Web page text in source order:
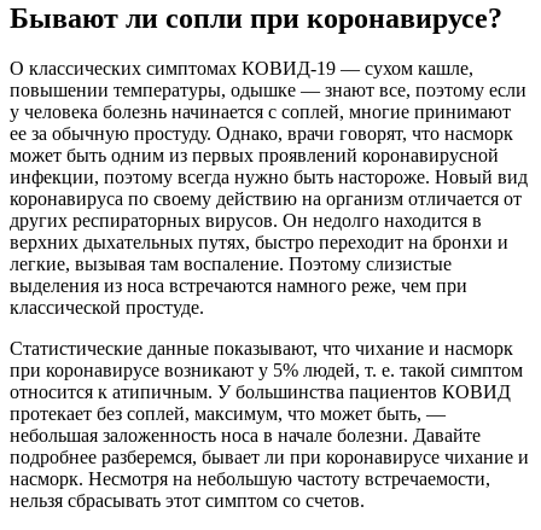
Бывают ли сопли при коронавирусе?
О классических симптомах КОВИД-19 — сухом кашле,
повышении температуры, одышке — знают все, поэтому если
у человека болезнь начинается с соплей, многие принимают
ее за обычную простуду. Однако, врачи говорят, что насморк
может быть одним из первых проявлений коронавирусной
инфекции, поэтому всегда нужно быть настороже. Новый вид
коронавируса по своему действию на организм отличается от
других респираторных вирусов. Он недолго находится в
верхних дыхательных путях, быстро переходит на бронхи и
легкие, вызывая там воспаление. Поэтому слизистые
выделения из носа встречаются намного реже, чем при
классической простуде.
Статистические данные показывают, что чихание и насморк
при коронавирусе возникают у 5% людей, т. е. такой симптом
относится к атипичным. У большинства пациентов КОВИД
протекает без соплей, максимум, что может быть, —
небольшая заложенность носа в начале болезни. Давайте
подробнее разберемся, бывает ли при коронавирусе чихание и
насморк. Несмотря на небольшую частоту встречаемости,
нельзя сбрасывать этот симптом со счетов.